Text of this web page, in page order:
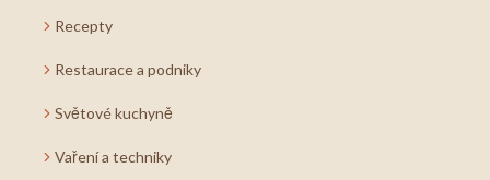
Recepty
Restaurace a podniky
Světové kuchyně
Vaření a techniky